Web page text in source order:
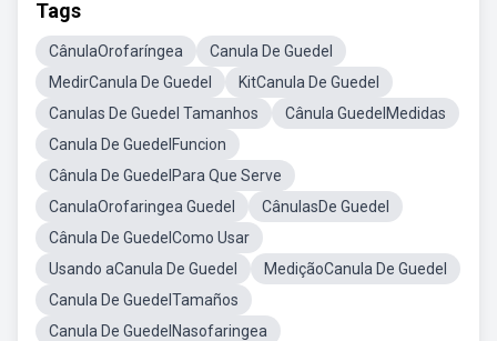
Tags
CânulaOrofaríngea
Canula De Guedel
MedirCanula De Guedel
KitCanula De Guedel
Canulas De Guedel Tamanhos
Cânula GuedelMedidas
Canula De GuedelFuncion
Cânula De GuedelPara Que Serve
CanulaOrofaringea Guedel
CânulasDe Guedel
Cânula De GuedelComo Usar
Usando aCanula De Guedel
MediçãoCanula De Guedel
Canula De GuedelTamaños
Canula De GuedelNasofaringea